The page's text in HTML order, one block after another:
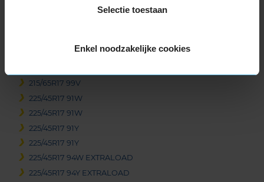
Selectie toestaan
Enkel noodzakelijke cookies
215/50R17 95Y EXTRALOAD
215/60R17 100H EXTRALOAD
215/65R17 99V
225/45R17 91W
225/45R17 91W
225/45R17 91Y
225/45R17 91Y
225/45R17 94W EXTRALOAD
225/45R17 94Y EXTRALOAD